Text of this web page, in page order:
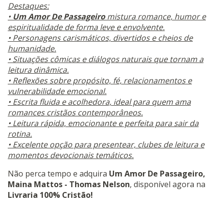
Destaques:
• Um Amor De Passageiromistura romance, humor e
espiritualidade de forma leve e envolvente.
• Personagens carismáticos, divertidos e cheios de
humanidade.
• Situações cômicas e diálogos naturais que tornam a
leitura dinâmica.
• Reflexões sobre propósito, fé, relacionamentos e
vulnerabilidade emocional.
• Escrita fluida e acolhedora, ideal para quem ama
romances cristãos contemporâneos.
• Leitura rápida, emocionante e perfeita para sair da
rotina.
• Excelente opção para presentear, clubes de leitura e
momentos devocionais temáticos.
Não perca tempo e adquira Um Amor De Passageiro,
Maina Mattos - Thomas Nelson, disponível agora na
Livraria 100% Cristão!